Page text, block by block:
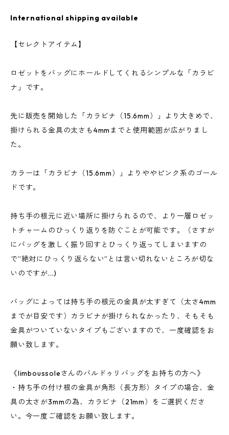
International shipping available
【セレクトアイテム】
ロゼットをバッグにホールドしてくれるシンプルな「カラビ
ナ」です。
先に販売を開始した「カラビナ（15.6mm）」より大きめで、
掛けられる金具の太さも4mmまでと使用範囲が広がりまし
た。
カラーは「カラビナ（15.6mm）」よりややピンク系のゴール
ドです。
持ち手の根元に近い場所に掛けられるので、より一層ロゼッ
トチャームのひっくり返りを防ぐことが可能です。（さすが
にバッグを激しく振り回すとひっくり返ってしまいますの
で”絶対にひっくり返らない”とは言い切れないところが切な
いのですが...)
バッグによっては持ち手の根元の金具が太すぎて（太さ4mm
までが目安です）カラビナが掛けられなかったり、そもそも
金具がついていないタイプもございますので、一度確認をお
願い致します。
《limboussoleさんのバルドゥリバッグをお持ちの方へ》
・持ち手の付け根の金具が角形（長方形）タイプの場合、金
具の太さが3mmの為、カラビナ（21mm）をご選択くださ
い。今一度ご確認をお願い致します。